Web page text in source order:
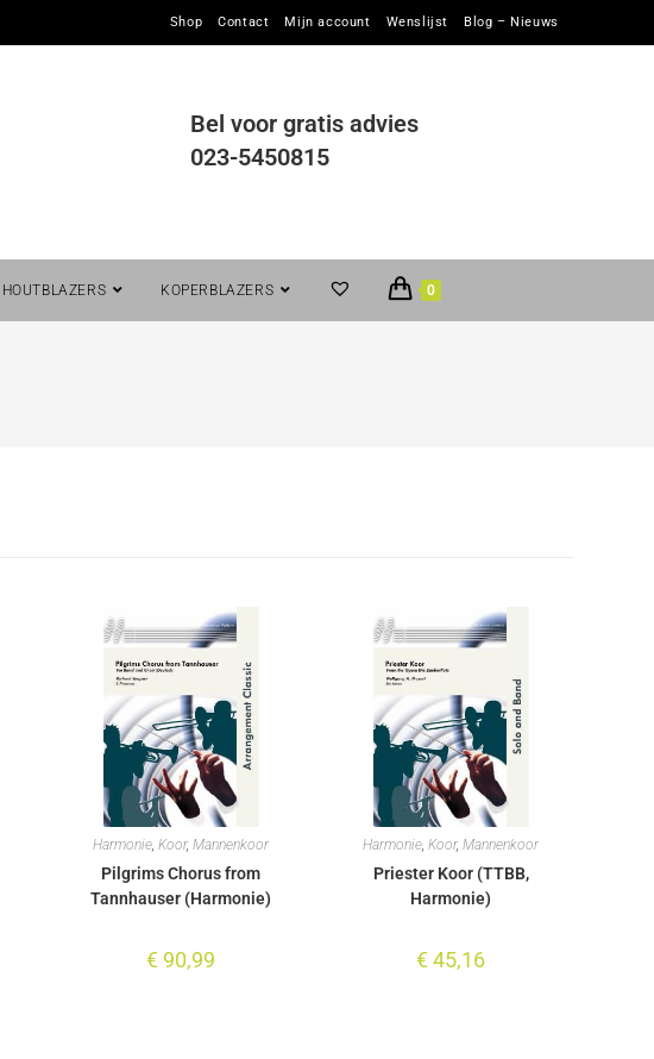
Shop Contact Mijn account Wenslijst Blog – Nieuws
Bel voor gratis advies
023-5450815
HOUTBLAZERS KOPERBLAZERS 0
Harmonie,Koor,Mannenkoor
Pilgrims Chorus from
Tannhauser (Harmonie)
€ 90,99
Harmonie,Koor,Mannenkoor
Priester Koor (TTBB,
Harmonie)
€45,16